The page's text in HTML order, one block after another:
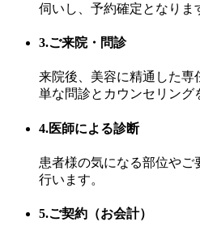
伺いし、予約確定となりま
3.ご来院・問診
来院後、美容に精通した専
単な問診とカウンセリング
4.医師による診断
患者様の気になる部位や
行います。
5.ご契約（お会計）